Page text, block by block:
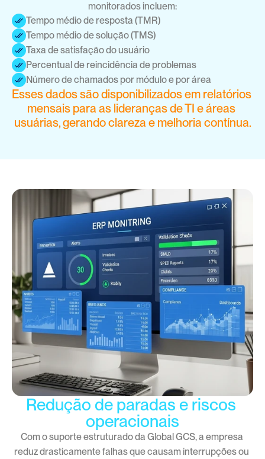
monitorados incluem:
Tempo médio de resposta (TMR)
Tempo médio de solução (TMS)
Taxa de satisfação do usuário
Percentual de reincidência de problemas
Número de chamados por módulo e por área
Esses dados são disponibilizados em relatórios
mensais para as lideranças de TI e áreas
usuárias, gerando clareza e melhoria contínua.
Redução de paradas e riscos
operacionais
Com o suporte estruturado da Global GCS, a empresa
reduz drasticamente falhas que causam interrupções ou